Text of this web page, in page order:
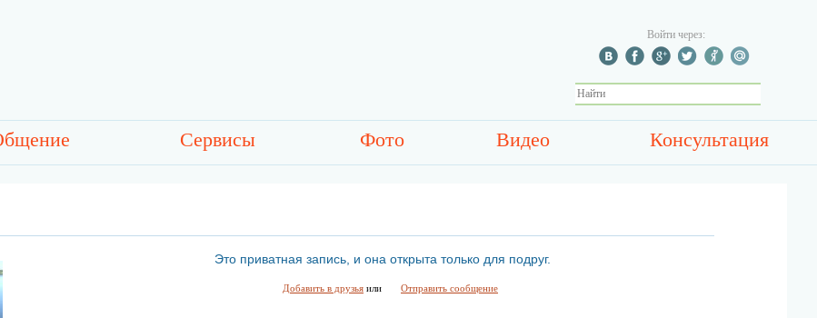
Войти через:
Сервисы Фото Видео Консультация
Это приватная запись, и она открыта только для подруг.
Добавить в друзья или Отправить сообщение